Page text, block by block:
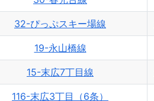
32-ぴっぷスキー場線
19-永山橋線
15-末広7丁目線
116-末広3丁目（6条）